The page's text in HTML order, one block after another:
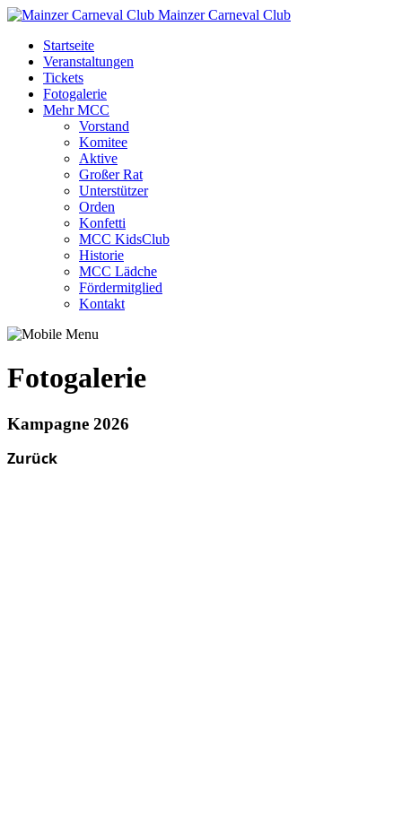
Mainzer Carneval Club
Startseite
Veranstaltungen
Tickets
Fotogalerie
Mehr MCC
Vorstand
Komitee
Aktive
Großer Rat
Unterstützer
Orden
Konfetti
MCC KidsClub
Historie
MCC Lädche
Fördermitglied
Kontakt
Fotogalerie
Kampagne 2026
Zurück